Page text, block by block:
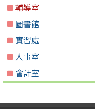
輔導室
圖書館
實習處
人事室
會計室